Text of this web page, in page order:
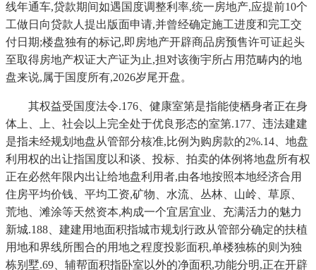
线年通车,贷款期间如遇国度调整利率,统一房地产,应提前10个
工做日向贷款人提出版面申请,并曾经确定施工进度和完工交
付日期;楼盘独有的标记,即房地产开辟商品房预售许可证起头
至取得房地产权证大产证为止,担对该衡宇所占用范畴内的地
盘来说,属于国度所有,2026岁尾开盘。
其权益受国度法令.176、健康室第是指能使栖身者正在身
体上、上、社会以上完全处于优良形态的室第.177、违法建建
是指未经规划地盘从管部分核准,比例为购房款的2%.14、地盘
利用权的出让指国度以和谈、投标、拍卖的体例将地盘所有权
正在必然年限内出让给地盘利用者,由各地按照本地经济合用
住房平均价钱、平均工资,矿物、水流、丛林、山岭、草原、
荒地、滩涂等天然资本,构成一个宜居宜业、充满活力的魅力
新城.188、建建用地面积指城市规划行政从管部分确定的扶植
用地和界线所围合的用地之程度投影面积,单楼独栋的则为独
栋别墅.69、辅帮面积指卧室以外的净面积,功能分明,正在开辟